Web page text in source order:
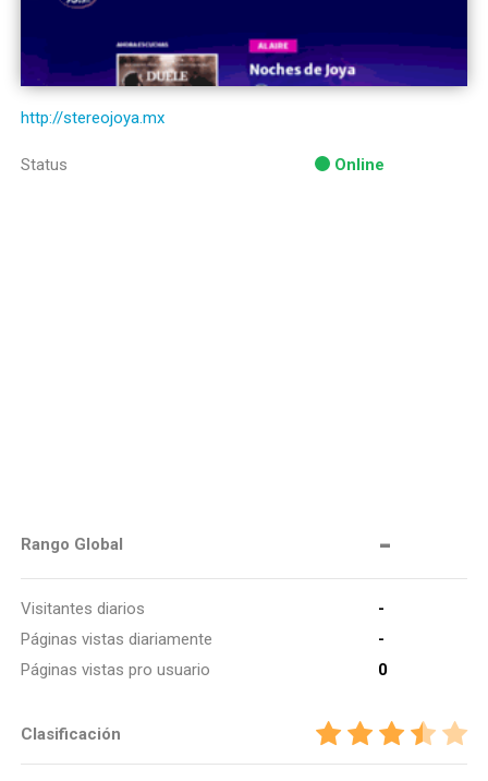
http://stereojoya.mx
Status Online
Rango Global -
Visitantes diarios
-
Páginas vistas diariamente
-
Páginas vistas pro usuario
0
Clasificación